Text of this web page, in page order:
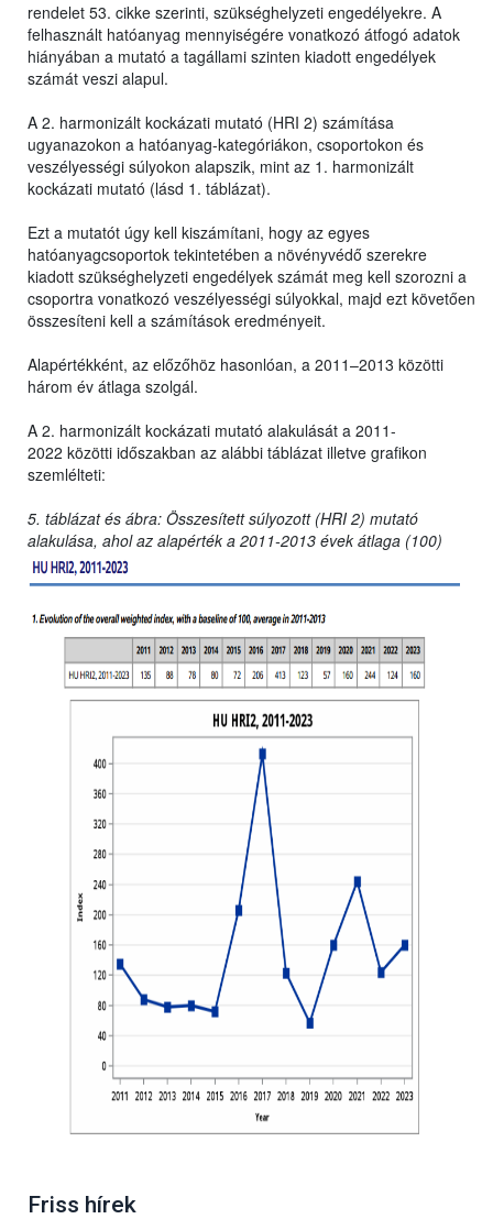
rendelet 53. cikke szerinti, szükséghelyzeti engedélyekre. A
felhasznált hatóanyag mennyiségére vonatkozó átfogó adatok
hiányában a mutató a tagállami szinten kiadott engedélyek
számát veszi alapul.
A 2. harmonizált kockázati mutató (HRI 2) számítása
ugyanazokon a hatóanyag-kategóriákon, csoportokon és
veszélyességi súlyokon alapszik, mint az 1. harmonizált
kockázati mutató (lásd 1. táblázat).
Ezt a mutatót úgy kell kiszámítani, hogy az egyes
hatóanyagcsoportok tekintetében a növényvédő szerekre
kiadott szükséghelyzeti engedélyek számát meg kell szorozni a
csoportra vonatkozó veszélyességi súlyokkal, majd ezt követően
összesíteni kell a számítások eredményeit.
Alapértékként, az előzőhöz hasonlóan, a 2011–2013 közötti
három év átlaga szolgál.
A 2. harmonizált kockázati mutató alakulását a 2011-
2022 közötti időszakban az alábbi táblázat illetve grafikon
szemlélteti:
5. táblázat és ábra: Összesített súlyozott (HRI 2) mutató
alakulása, ahol az alapérték a 2011-2013 évek átlaga (100)
Friss hírek